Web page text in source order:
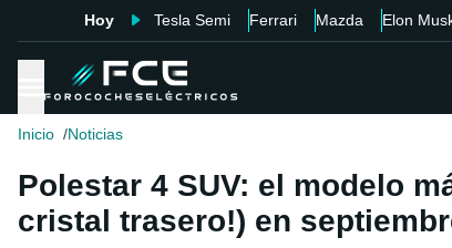
Hoy Tesla Semi Ferrari Mazda Elon
Inicio Noticias
Polestar 4 SUV: el modelo
cristal trasero!) en